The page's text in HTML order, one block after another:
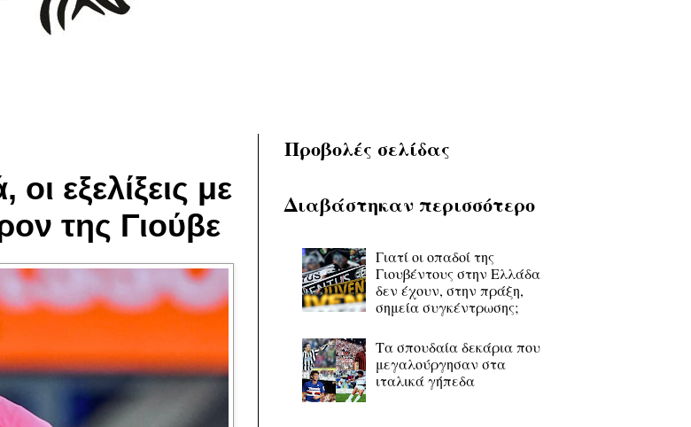
εξελίξεις με
της Γιούβε
Προβολές σελίδας
Διαβάστηκαν περισσότερο
Γιατί οι οπαδοί της
Γιουβέντους στην Ελλάδα
δεν έχουν, στην πράξη,
σημεία συγκέντρωσης;
Τα σπουδαία δεκάρια που
μεγαλούργησαν στα
ιταλικά γήπεδα